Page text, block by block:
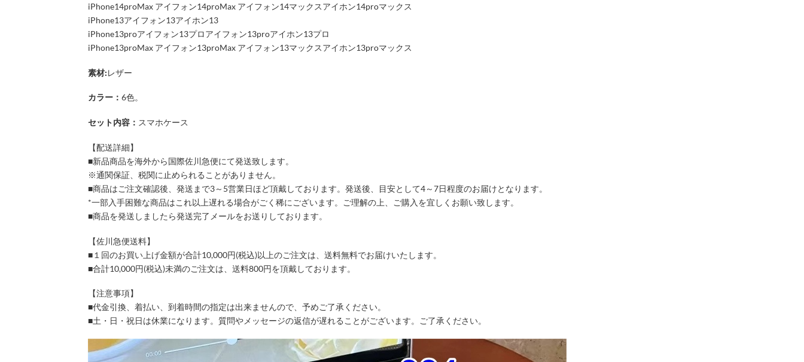
iPhone14proMax アイフォン14proMax アイフォン14マックスアイホン14proマックス
iPhone13アイフォン13アイホン13
iPhone13proアイフォン13プロアイフォン13proアイホン13プロ
iPhone13proMax アイフォン13proMax アイフォン13マックスアイホン13proマックス
素材:レザー
カラー： 6色。
セット内容： スマホケース
【配送詳細】
■新品商品を海外から国際佐川急便にて発送致します。
※通関保証、税関に止められることがありません。
■商品はご注文確認後、発送まで3～5営業日ほど頂戴しております。発送後、目安として4～7日程度のお届けとなります。
*一部入手困難な商品はこれ以上遅れる場合がごく稀にございます。ご理解の上、ご購入を宜しくお願い致します。
■商品を発送しましたら発送完了メールをお送りしております。
【佐川急便送料】
■１回のお買い上げ金額が合計10,000円(税込)以上のご注文は、送料無料でお届けいたします。
■合計10,000円(税込)未満のご注文は、送料800円を頂戴しております。
【注意事項】
■代金引換、着払い、到着時間の指定は出来ませんので、予めご了承ください。
■土・日・祝日は休業になります。質問やメッセージの返信が遅れることがございます。ご了承ください。